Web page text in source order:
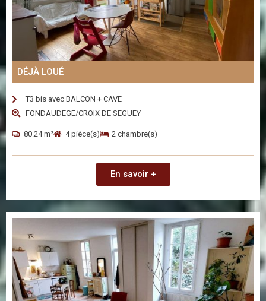
DÉJÀ LOUÉ
T3 bis avec BALCON + CAVE
FONDAUDEGE/CROIX DE SEGUEY
80.24 m² 4 pièce(s) 2 chambre(s)
En savoir +